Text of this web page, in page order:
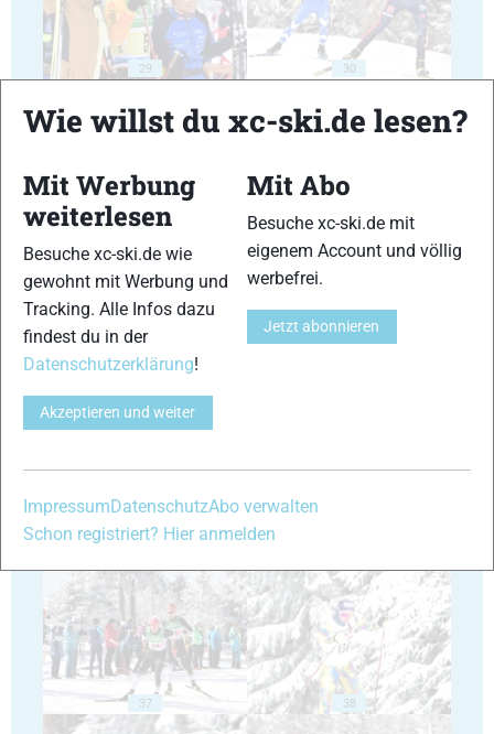
29 30
31 32
35
37 38
Wie willst du xc-ski.de lesen?
Mit Werbung
weiterlesen
Besuche xc-ski.de wie
gewohnt mit Werbung und
Tracking. Alle Infos dazu
findest du in der
Datenschutzerklärung!
Akzeptieren und weiter
Mit Abo
Besuche xc-ski.de mit
eigenem Account und völlig
werbefrei.
Jetzt abonnieren
ImpressumDatenschutzAbo verwalten
Schon registriert? Hier anmelden